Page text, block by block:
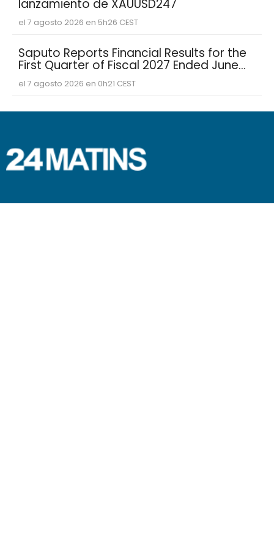
lanzamiento de XAUUSD247
el 7 agosto 2026 en 5h26 CEST
Saputo Reports Financial Results for the
First Quarter of Fiscal 2027 Ended June
30, 2026
el 7 agosto 2026 en 0h21 CEST